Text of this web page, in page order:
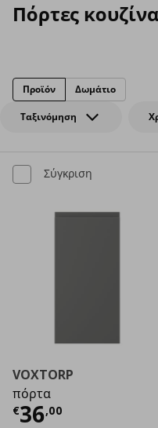
Πόρτες
Ταξινόμηση
Προϊόν Δωμάτιο
Σύγκριση
VOXTORP
πόρτα
€36,00
Τρέχουσα